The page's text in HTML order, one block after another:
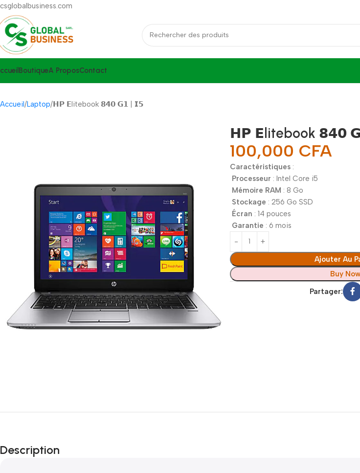
csglobalbusiness.com
BoutiqueA ProposContact
Accueil Laptop 𝗛𝗣 𝗘litebook 𝟴𝟰𝟬 𝗚𝟭 | 𝗜𝟱
𝗛𝗣 𝗘litebook 𝟴𝟰𝟬
100,000 CFA
Caractéristiques :
Processeur : Intel Core i5
Mémoire RAM : 8 Go
Stockage : 256 Go SSD
Écran : 14 pouces
Garantie : 6 mois
Ajouter Au
Buy Now
Partager:
Description